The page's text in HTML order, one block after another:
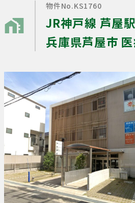
home_work
物件No.KS1760
JR神戸線 芦屋駅
兵庫県芦屋市